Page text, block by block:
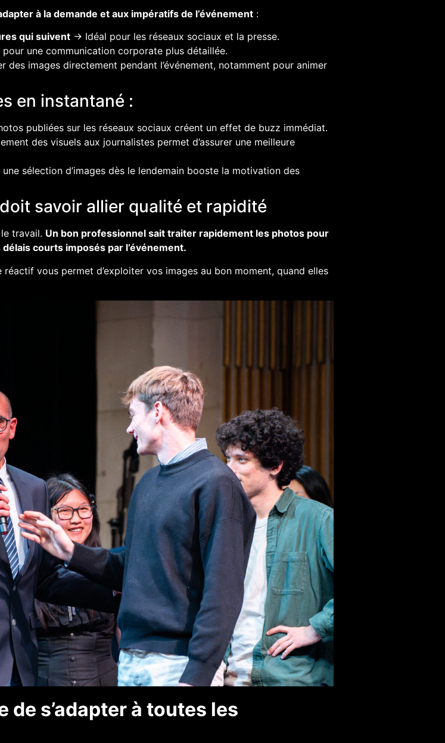
à la demande et aux impératifs de l’événement :
qui suivent → Idéal pour les réseaux sociaux et la presse.
une communication corporate plus détaillée.
des images directement pendant l’événement, notamment pour animer
en instantané :
publiées sur les réseaux sociaux créent un effet de buzz immédiat.
des visuels aux journalistes permet d’assurer une meilleure
sélection d’images dès le lendemain booste la motivation des
savoir allier qualité et rapidité
travail. Un bon professionnel sait traiter rapidement les photos pour
courts imposés par l’événement.
réactif vous permet d’exploiter vos images au bon moment, quand elles
s’adapter à toutes les